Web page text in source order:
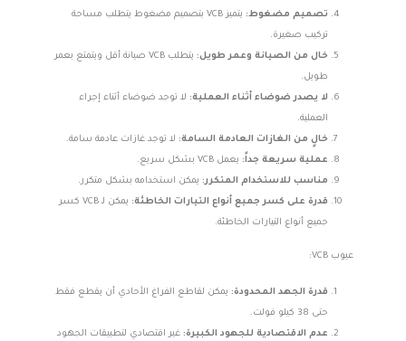
تصميم مضغوط: يتميز VCB بتصميم مضغوط يتطلب مساحة
تركيب صغيرة.
خال من الصيانة وعمر طويل: يتطلب VCB صيانة أقل ويتمتع بعمر
طويل.
لا يصدر ضوضاء أثناء العملية: لا توجد ضوضاء أثناء إجراء
العملية.
خالٍ من الغازات العادمة السامة: لا توجد غازات عادمة سامة.
عملية سريعة جداً: يعمل VCB بشكل سريع.
مناسب للاستخدام المتكرر: يمكن استخدامه بشكل متكرر.
قدرة على كسر جميع أنواع التيارات الخاطئة: يمكن لـ VCB كسر
جميع أنواع التيارات الخاطئة.
عيوب VCB:
قدرة الجهد المحدودة: يمكن لقاطع الفراغ الأحادي أن يقطع فقط
حتى 38 كيلو فولت.
عدم الاقتصادية للجهود الكبيرة: غير اقتصادي لتطبيقات الجهود